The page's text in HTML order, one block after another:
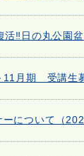
活‼日の丸公園
11月期 受講生
ーについて（